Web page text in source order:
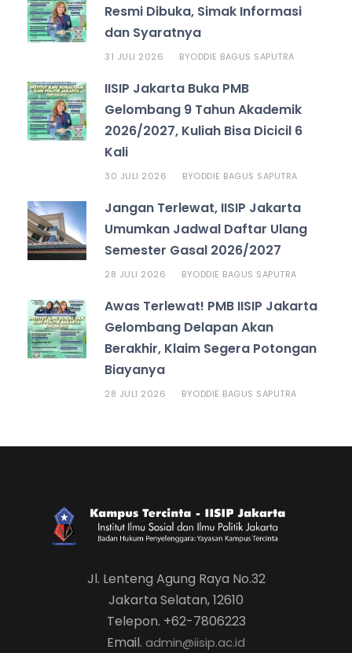
Resmi Dibuka, Simak Informasi
dan Syaratnya
31 JULI 2026 BYODDIE BAGUS SAPUTRA
IISIP Jakarta Buka PMB
Gelombang 9 Tahun Akademik
2026/2027, Kuliah Bisa Dicicil 6
Kali
30 JULI 2026 BYODDIE BAGUS SAPUTRA
Jangan Terlewat, IISIP Jakarta
Umumkan Jadwal Daftar Ulang
Semester Gasal 2026/2027
28 JULI 2026 BYODDIE BAGUS SAPUTRA
Awas Terlewat! PMB IISIP Jakarta
Gelombang Delapan Akan
Berakhir, Klaim Segera Potongan
Biayanya
28 JULI 2026 BYODDIE BAGUS SAPUTRA
Jl. Lenteng Agung Raya No.32
Jakarta Selatan, 12610
Telepon. +62-7806223
Email. admin@iisip.ac.id